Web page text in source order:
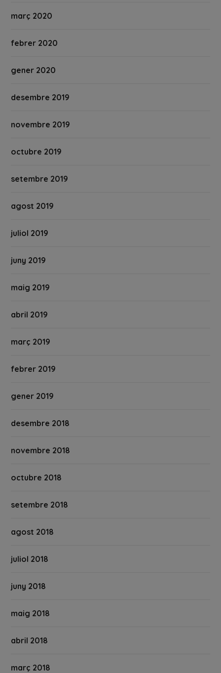
març 2020
febrer 2020
gener 2020
desembre 2019
novembre 2019
octubre 2019
setembre 2019
agost 2019
juliol 2019
juny 2019
maig 2019
abril 2019
març 2019
febrer 2019
gener 2019
desembre 2018
novembre 2018
octubre 2018
setembre 2018
agost 2018
juliol 2018
juny 2018
maig 2018
abril 2018
març 2018